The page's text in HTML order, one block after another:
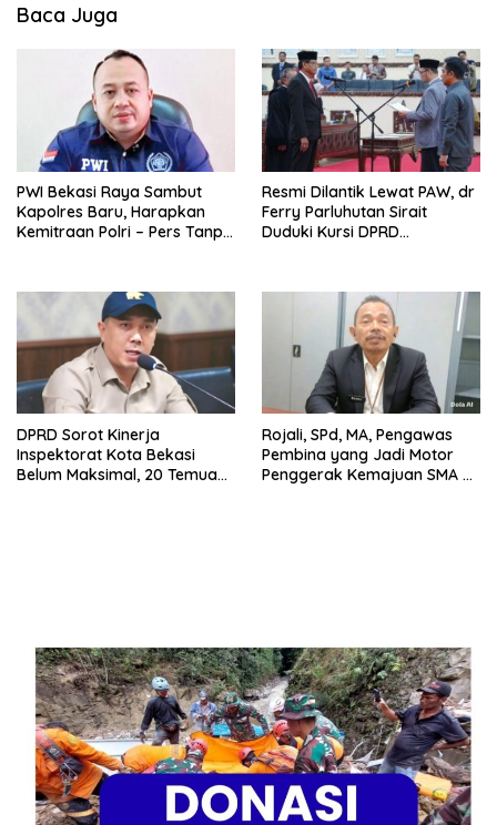
Baca Juga
PWI Bekasi Raya Sambut
Kapolres Baru, Harapkan
Kemitraan Polri – Pers Tanpa
Resmi Dilantik Lewat PAW, dr
Ferry Parluhutan Sirait
Duduki Kursi DPRD
DPRD Sorot Kinerja
Inspektorat Kota Bekasi
Belum Maksimal, 20 Temuan
Rojali, SPd, MA, Pengawas
Pembina yang Jadi Motor
Penggerak Kemajuan SMA di